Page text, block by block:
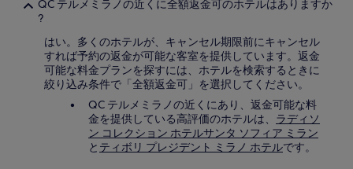
用
QC テルメミラノの近くに全額返金可のホテルはありますか
?
はい。多くのホテルが、キャンセル期限前にキャンセル
すれば予約の返金が可能な客室を提供しています。返金
可能な料金プランを探すには、ホテルを検索するときに
絞り込み条件で「全額返金可」を選択してください。
QC テルメミラノの近くにあり、返金可能な料
金を提供している高評価のホテルは、 ラディソ
ン コレクション ホテルサンタ ソフィア ミラン
と ティボリ プレジデント ミラノ ホテルです。